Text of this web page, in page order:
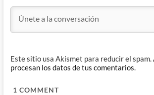
Este sitio usa Akismet para reducir el spam.
procesan los datos de tus comentarios.
1 COMMENT